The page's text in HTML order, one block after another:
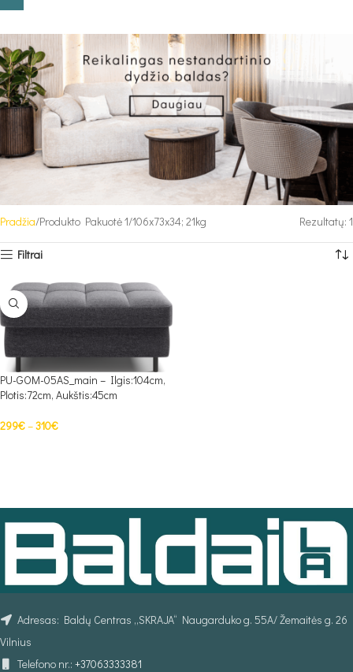
Pradžia Produkto Pakuotė 1 106x73x34; 21kg Rezultatų: 1
Filtrai
PU-GOM-05AS_main – Ilgis:104cm,
Plotis:72cm, Aukštis:45cm
299€–310€
Adresas: Baldų Centras „SKRAJA“ Naugarduko g. 55A/ Žemaitės g. 26
Vilnius
Telefono nr.: +37063333381